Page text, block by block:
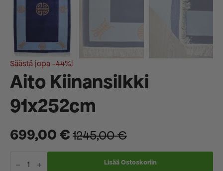
Säästä jopa -44%!
Aito Kiinansilkki
91x252cm
1245,00€
Alkuperäinen
hinta
699,00€
Nykyinen
hinta
Kiinansilkki
Lisää Ostoskoriin